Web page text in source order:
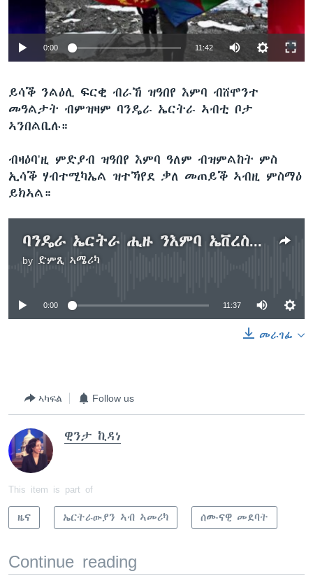
0:00 11:42
ይሳቕ ንልዕሊ ፍርቂ ብራኸ ዝዓበየ እምባ ብሸሞንተ
መዓልታት ብምዝዛም ባንዴራ ኤርትራ ኣብቲ ቦታ
ኣንበልቢሉ።
ብዛዕባ’ዚ ምድያብ ዝዓበየ እምባ ዓለም ብዝምልከት ምስ
ኢሳቕ ሃብተሚካኤል ዝተኻየደ ቃለ መጠይቕ ኣብዚ ምስማዕ
ይክኣል።
ባንዴራ ኤርትራ ሒዙ ንእምባ ኤቨረስት ዝደየበ መንእሰይ
by ድምጺ ኣሜሪካ
No media source currently available
0:00 11:37
መራገፊ
ኣካፍል Follow us
ዊንታ ኪዳነ
This item is part of
ዜና ኤርትራውያን ኣብ ኣመሪካ ሰሙናዊ መደባት
Continue reading